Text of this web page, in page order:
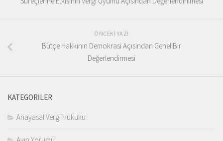
ÖNCEKI YAZI
Bütçe Hakkının Demokrasi Açısından Genel Bir
Değerlendirmesi
KATEGORILER
Anayasal Vergi Hukuku